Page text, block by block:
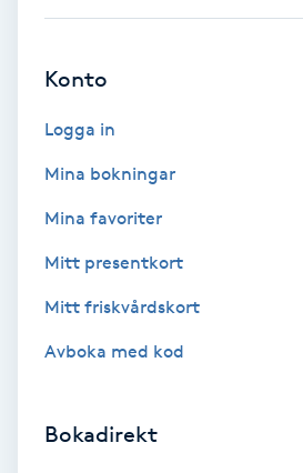
Celluliter
Color correction
Cryoterapi
Dermapen
Konto
Logga in
Mina bokningar
Mina favoriter
Mitt presentkort
Mitt friskvårdskort
Avboka med kod
Bokadirekt